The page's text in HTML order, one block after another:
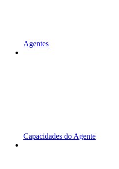
Agentes
Capacidades do Agente